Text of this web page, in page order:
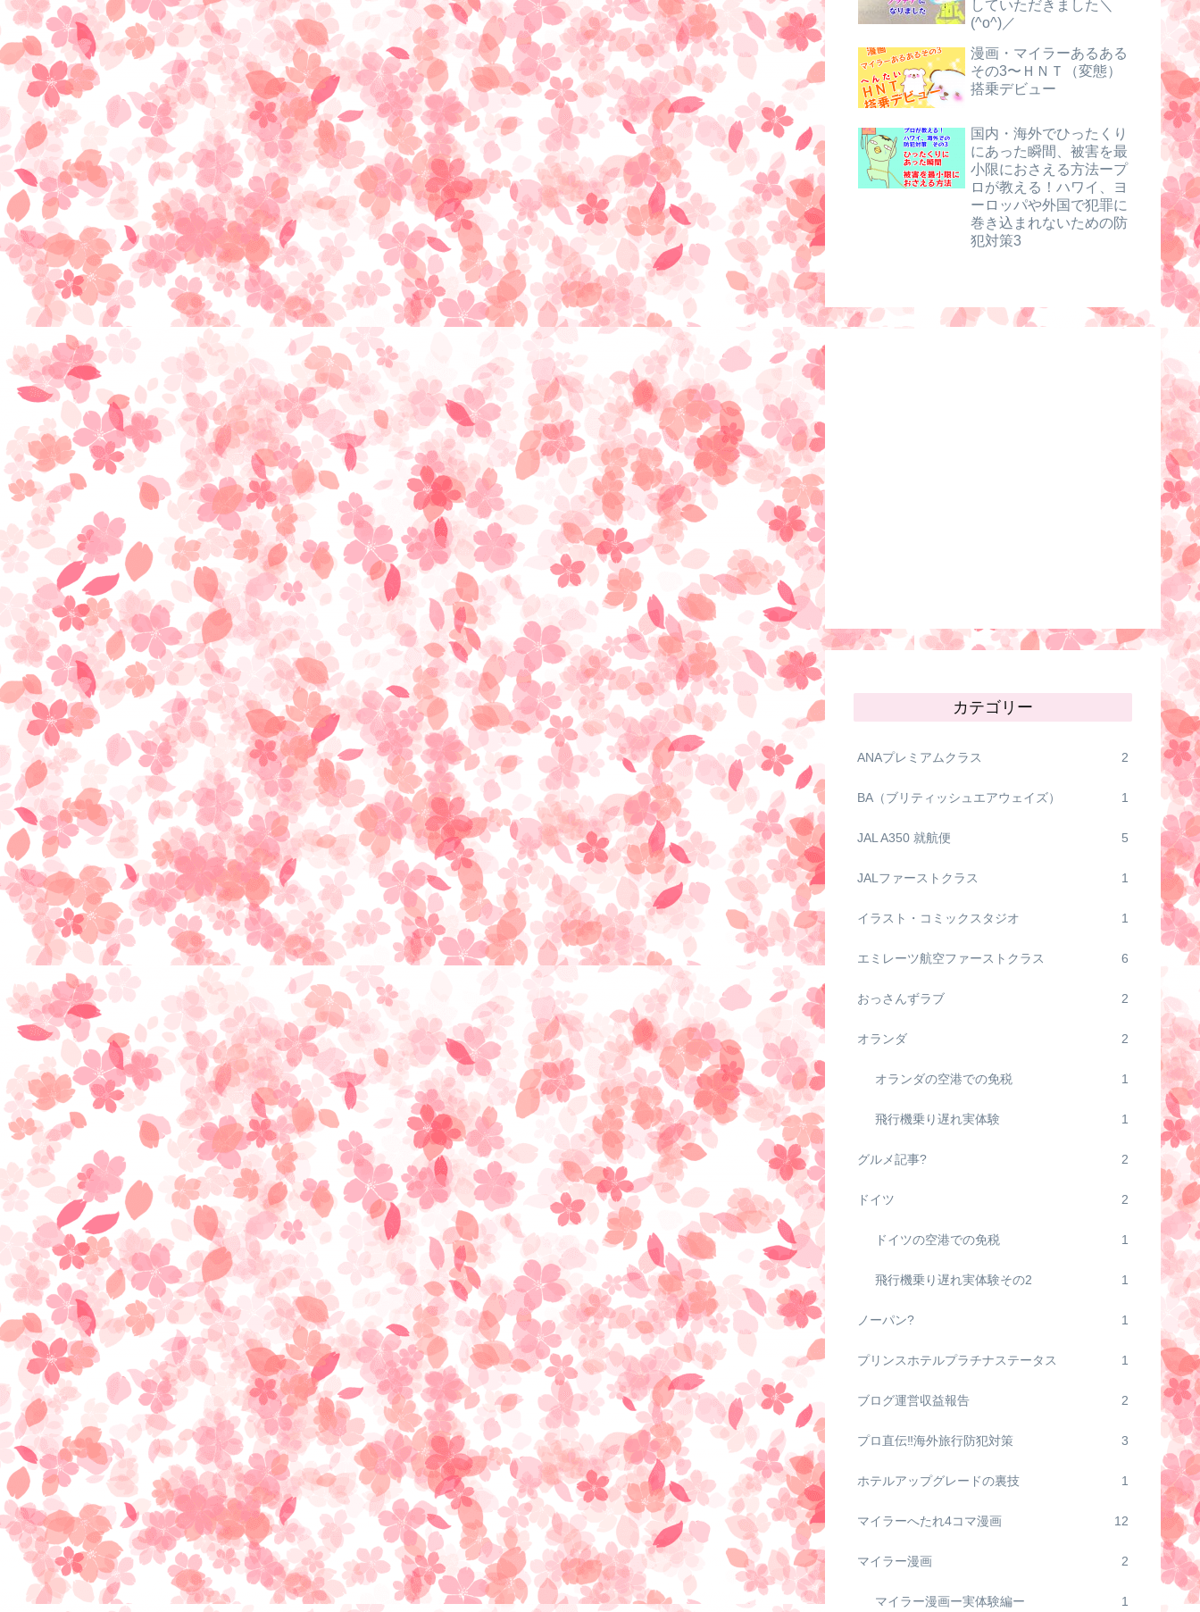
していただきました＼
(^o^)／
漫画・マイラーあるある
その3〜ＨＮＴ（変態）
搭乗デビュー
国内・海外でひったくり
にあった瞬間、被害を最
小限におさえる方法ープ
ロが教える！ハワイ、ヨ
ーロッパや外国で犯罪に
巻き込まれないための防
犯対策3
カテゴリー
ANAプレミアムクラス 2
BA（ブリティッシュエアウェイズ） 1
JAL A350 就航便 5
JALファーストクラス 1
イラスト・コミックスタジオ 1
エミレーツ航空ファーストクラス 6
おっさんずラブ 2
オランダ 2
オランダの空港での免税 1
飛行機乗り遅れ実体験 1
グルメ記事? 2
ドイツ 2
ドイツの空港での免税 1
飛行機乗り遅れ実体験その2 1
ノーパン? 1
プリンスホテルプラチナステータス 1
ブログ運営収益報告 2
プロ直伝‼️海外旅行防犯対策 3
ホテルアップグレードの裏技 1
マイラーへたれ4コマ漫画 12
マイラー漫画 2
マイラー漫画ー実体験編ー 1